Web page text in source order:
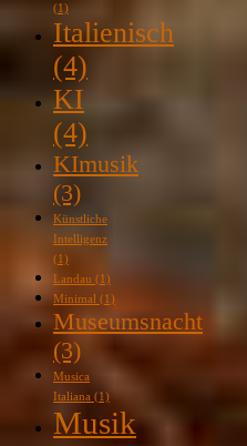
(1)
Italienisch
(4)
KI
(4)
KImusik
(3)
Künstliche
Intelligenz
(1)
Landau (1)
Minimal (1)
Museumsnacht
(3)
Musica
Italiana (1)
Musik